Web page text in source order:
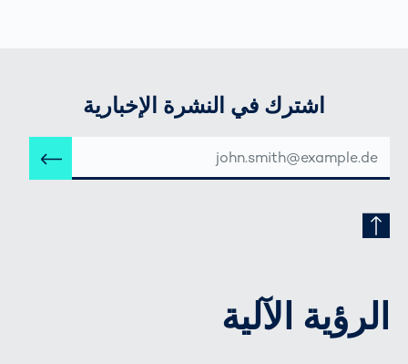
اشترك في النشرة الإخبارية
البريد
الإلكتروني
الرؤية الآلية